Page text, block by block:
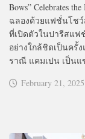
Bows” Celebrates
ฉลองด้วยแฟชั่นโชว์
ที่เปิดตัวในปารีสแฟ
อย่างใกล้ชิดเป็นครั้
ราณี แคมเปน เป็น
February 21, 2025